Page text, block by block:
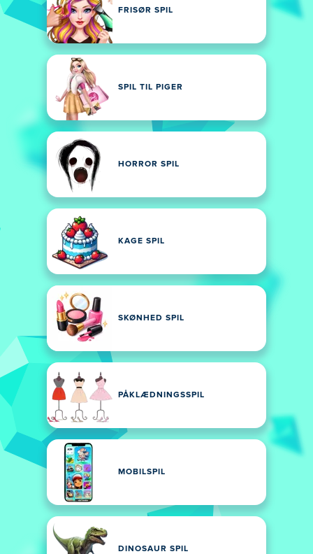
FRISØR SPIL
SPIL TIL PIGER
HORROR SPIL
KAGE SPIL
SKØNHED SPIL
PÅKLÆDNINGSSPIL
MOBILSPIL
DINOSAUR SPIL